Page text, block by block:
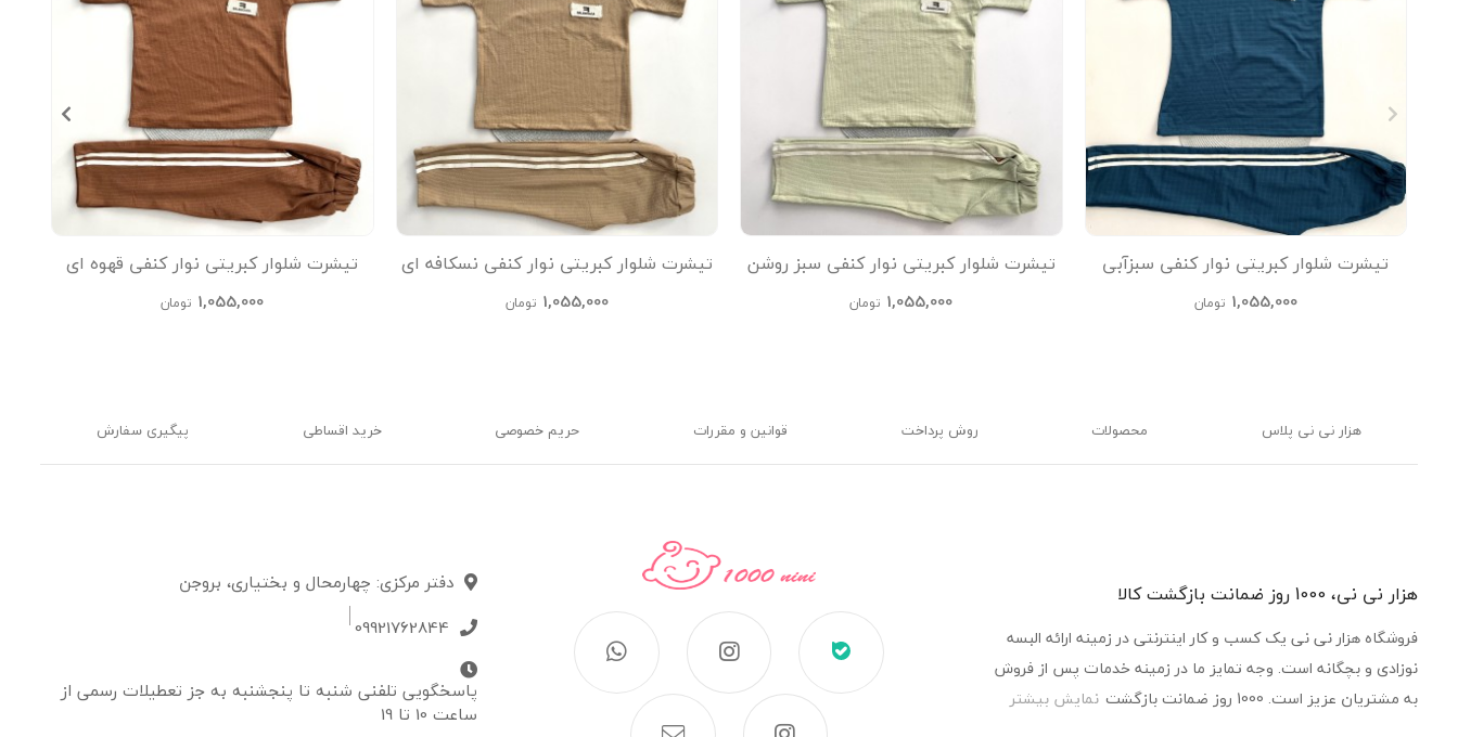
تیشرت شلوار کبریتی نوار کنفی سبزآبی
kids
1,055,000 تومان
تیشرت شلوار کبریتی نوار کنفی سبز روشن
kids
1,055,000 تومان
تیشرت شلوار کبریتی نوار کنفی نسکافه ای
kids
1,055,000 تومان
تیشرت شلوار کبریتی نوار کنفی قهوه ای
kids
1,055,000 تومان
هزار نی نی پلاس محصولات روش پرداخت قوانین و مقررات حریم خصوصی خرید اقساطی پیگیری سفارش
هزار نی نی، 1000 روز ضمانت بازگشت کالا
فروشگاه هزار نی نی یک کسب و کار اینترنتی در زمینه ارائه البسه
نوزادی و بچگانه است. وجه تمایز ما در زمینه خدمات پس از فروش
به مشتریان عزیز است. 1000 روز ضمانت بازگشت
نمایش بیشتر
دفتر مرکزی: چهارمحال و بختیاری، بروجن
09921762844
پاسخگویی تلفنی شنبه تا پنجشنبه به جز تعطیلات رسمی از
ساعت 10 تا 19